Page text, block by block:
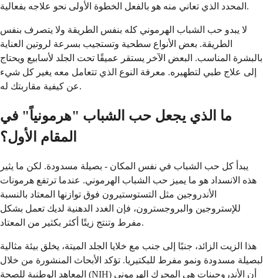
المحدد الذي تعاني منه هو بالفعل الخطوة الأولى نحو علاجه بفعالية.
لا يبدو حب الشباب الهرموني كله بنفس الطريقة ولا يتصرف بنفس
الطريقة. بعض الأنواع سطحية وتستجيب بسرعة لروتين العناية
بالبشرة المناسب. البعض الآخر يستقر عميقًا تحت الجلد لأسابيع ويحتاج
إلى علاج طبي لتطهيره. معرفة النوع الذي تتعامل معه يغير كل شيء
عن كيفية مقاربتك له.
ما الذي يجعل حب الشباب "هرمونياً" في
المقام الأول؟
يبدأ كل حب الشباب في نفس المكان - بصيلة مسدودة. لكن ما يثير
هذه الانسداد هو ما يميز حب الشباب الهرموني. عندما ترتفع هرمونات
الأندروجين مثل التستوستيرون فوق توازنها المعتاد بالنسبة
للإستروجين والبروجسترون، فإن الغدد الدهنية لديك تعمل بشكل
مفرط وتنتج زيتًا أكثر بكثير من المعتاد.
هذا الزيت الزائد، جنبًا إلى جنب مع خلايا الجلد الميتة، يخلق بيئة مثالية
لبصيلة مسدودة ونمو مفرط للبكتيريا. تؤكد الأبحاث المنشورة من خلال
المعاهد الوطنية للصحة (NIH) أن الأندروجينات هي المحرك الهرموني